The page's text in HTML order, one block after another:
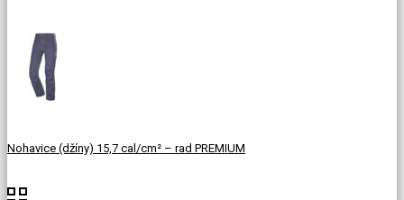
Nohavice (džíny) 15,7 cal/cm² – rad PREMIUM